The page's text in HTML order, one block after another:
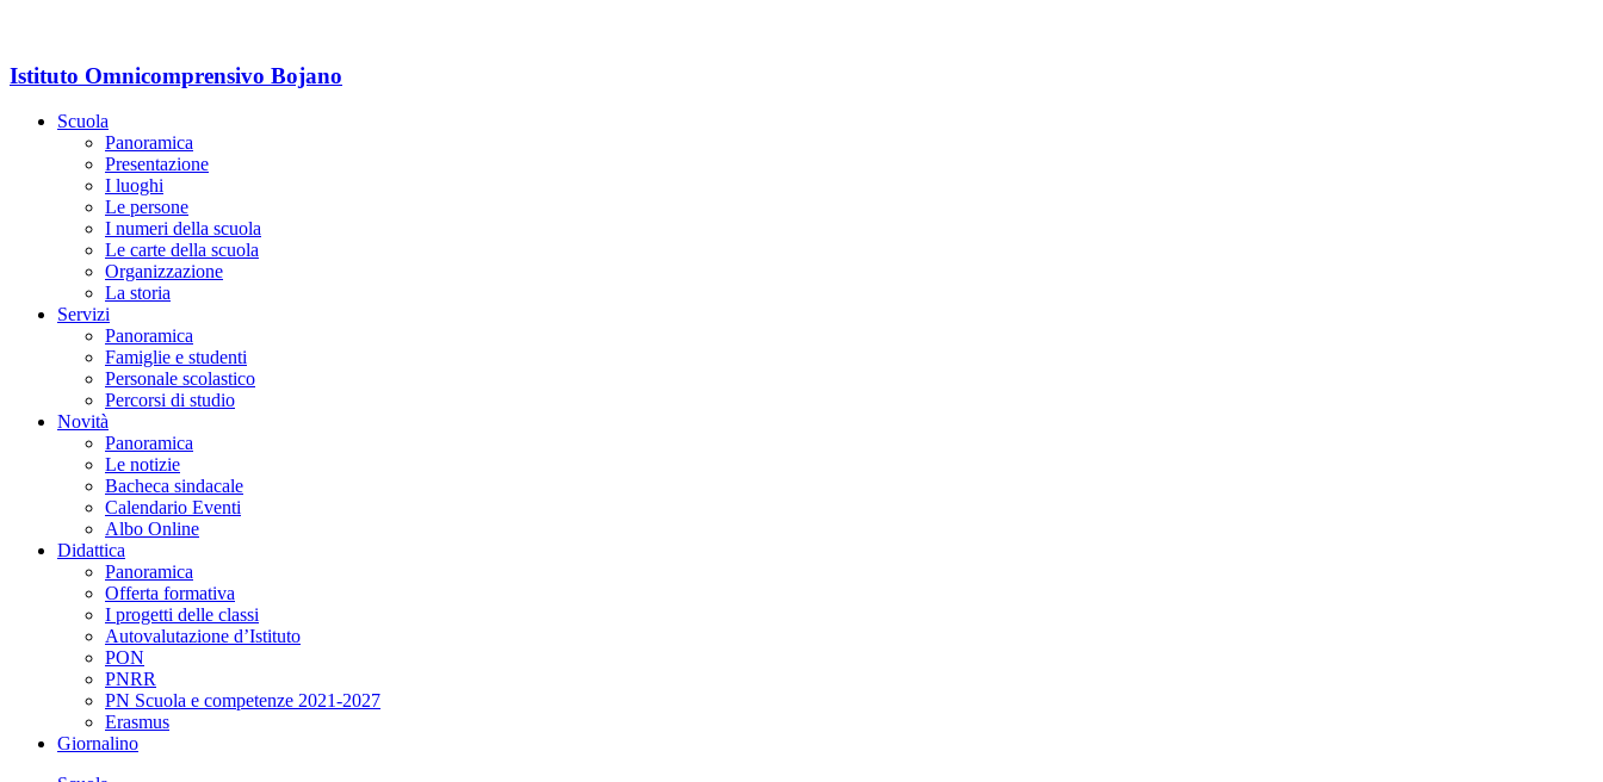
Istituto Omnicomprensivo Bojano
Scuola
Panoramica
Presentazione
I luoghi
Le persone
I numeri della scuola
Le carte della scuola
Organizzazione
La storia
Servizi
Panoramica
Famiglie e studenti
Personale scolastico
Percorsi di studio
Novità
Panoramica
Le notizie
Bacheca sindacale
Calendario Eventi
Albo Online
Didattica
Panoramica
Offerta formativa
I progetti delle classi
Autovalutazione d’Istituto
PON
PNRR
PN Scuola e competenze 2021-2027
Erasmus
Giornalino